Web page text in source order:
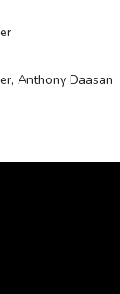
Anthony Daasan